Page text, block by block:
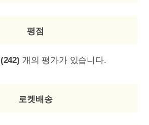
평점
(242) 개의 평가가 있습니다.
로켓배송